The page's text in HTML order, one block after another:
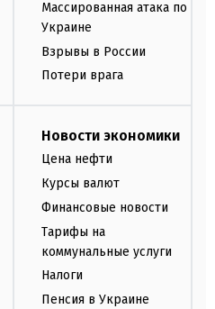
Массированная атака по
Украине
Взрывы в России
Потери врага
Новости экономики
Цена нефти
Курсы валют
Финансовые новости
Тарифы на
коммунальные услуги
Налоги
Пенсия в Украине